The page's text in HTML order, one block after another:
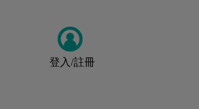
登入/註冊